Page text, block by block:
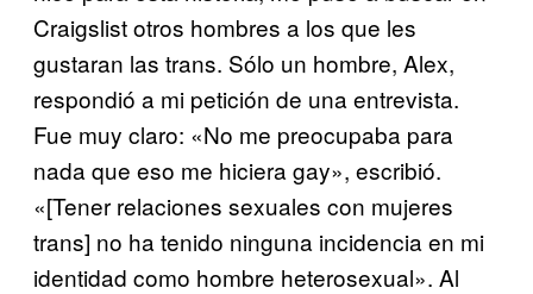
Craigslist otros hombres a los que les
gustaran las trans. Sólo un hombre, Alex,
respondió a mi petición de una entrevista.
Fue muy claro: «No me preocupaba para
nada que eso me hiciera gay», escribió.
«[Tener relaciones sexuales con mujeres
trans] no ha tenido ninguna incidencia en mi
identidad como hombre heterosexual». Al